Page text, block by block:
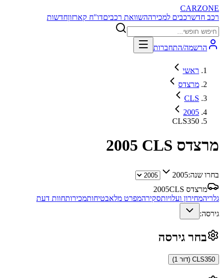
CARZONE
רכב חדשרכבים למכירההשוואת רכביםדו"ח קארזוןחדשות
הרשמה/התחברות
ראשי
מרצדס
CLS
2005
CLS350
מרצדס CLS 2005
בחרו שנה:2005
מרצדס CLS
2005
גלריהמחירון ועלויותסקירהמפרט מלאבטיחותמכירותחוות דעת
גירסה:
בחר גירסה
CLS350 (דור 1)